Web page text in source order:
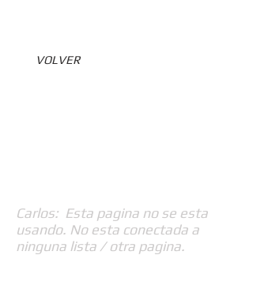
VOLVER
Carlos: Esta pagina no se esta
usando. No esta conectada a
ninguna lista / otra pagina.